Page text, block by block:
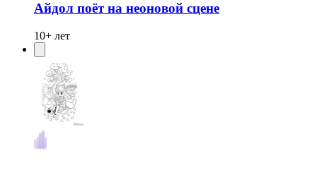
Айдол поёт на неоновой сцене
10+ лет